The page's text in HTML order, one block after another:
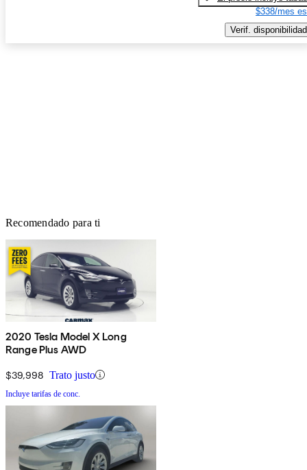
$338/mes
Verif. disponibilidad
Recomendado para ti
2020 Tesla Model X Long
Range Plus AWD
$39,998 Trato justo
Incluye tarifas de conc.